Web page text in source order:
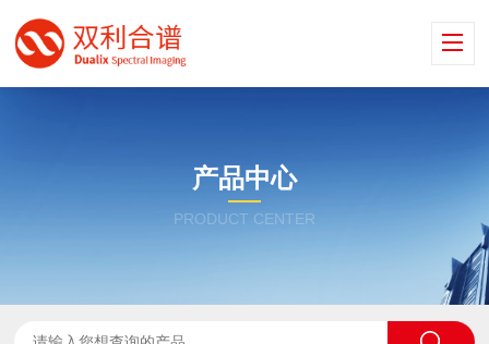
产品中心
PRODUCT CENTER